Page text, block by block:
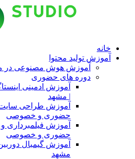
خانه
آموزش تولید محتوا
آموزش هوش مصنوعی در
دوره های حضوری
آموزش ادمینی
| مشهد
آموزش طراحی
حضوری و خصوصی
آموزش فیلمبرداری
حضوری و خصوصی
آموزش گیمبال
مشهد